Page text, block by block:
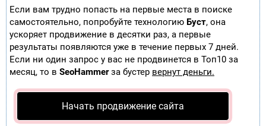
Если вам трудно попасть на первые места в поиске
самостоятельно, попробуйте технологию Буст, она
ускоряет продвижение в десятки раз, а первые
результаты появляются уже в течение первых 7 дней.
Если ни один запрос у вас не продвинется в Топ10 за
месяц, то в SeoHammerза бустер вернут деньги.
Начать продвижение сайта